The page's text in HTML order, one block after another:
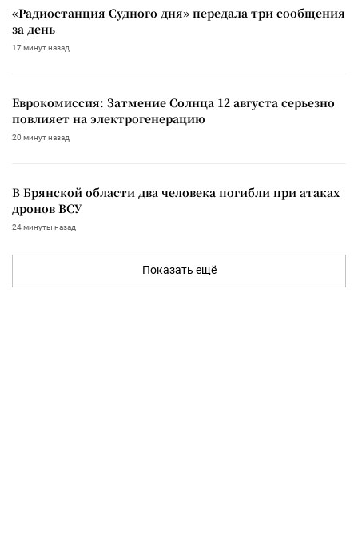
«Радиостанция Судного дня» передала три сообщения
за день
17 минут назад
Еврокомиссия: Затмение Солнца 12 августа серьезно
повлияет на электрогенерацию
20 минут назад
В Брянской области два человека погибли при атаках
дронов ВСУ
24 минуты назад
Показать ещё